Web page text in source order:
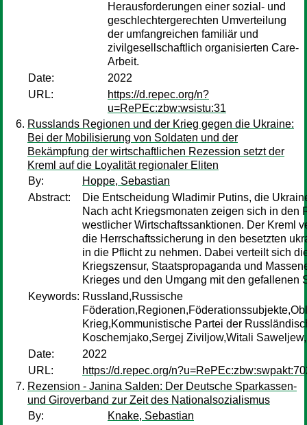
Herausforderungen einer sozial- und
geschlechtergerechten Umverteilung
der umfangreichen familiär und
zivilgesellschaftlich organisierten Care-
Arbeit.
Date:
2022
URL:
https://d.repec.org/n?
u=RePEc:zbw:wsistu:31
Russlands Regionen und der Krieg gegen die Ukraine:
Bei der Mobilisierung von Soldaten und der
Bekämpfung der wirtschaftlichen Rezession setzt der
Kreml auf die Loyalität regionaler Eliten
By:
Hoppe, Sebastian
Abstract:
Die Entscheidung Wladimir Putins, die
Nach acht Kriegsmonaten zeigen sich in
westlicher Wirtschaftssanktionen. Der Kreml
die Herrschaftssicherung in den besetzten
in die Pflicht zu nehmen. Dabei verteilt sich
Kriegszensur, Staatspropaganda und
Krieges und den Umgang mit den gefallenen
Keywords: Russland,Russische
Krieg,Kommunistische Partei der
Koschemjako,Sergej Ziviljow,Witali
Date:
2022
URL:
https://d.repec.org/
Rezension - Janina Salden: Der Deutsche Sparkassen-
und Giroverband zur Zeit des Nationalsozialismus
By:
Knake, Sebastian